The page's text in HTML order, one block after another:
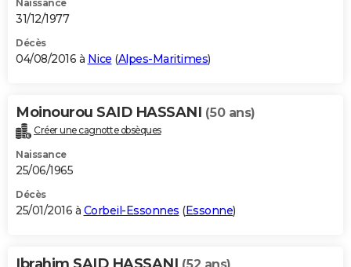
Naissance
31/12/1977
Décès
04/08/2016 à Nice (Alpes-Maritimes)
Moinourou SAID HASSANI (50 ans)
Créer une cagnotte obsèques
Naissance
25/06/1965
Décès
25/01/2016 à Corbeil-Essonnes (Essonne)